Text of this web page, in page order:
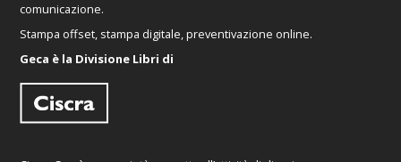
comunicazione.
Stampa offset, stampa digitale, preventivazione online.
Geca è la Divisione Libri di